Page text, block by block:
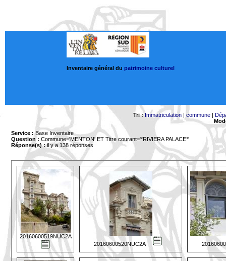
Inventaire général du patrimoine culturel
Tri : Immatriculation |commune |
Service : Base Inventaire
Question : Commune='MENTON' ET Titre courant='*RIVIERA PALACE*'
Réponse(s) :il y a 138 réponses
20160600519NUC2A
20160600520NUC2A